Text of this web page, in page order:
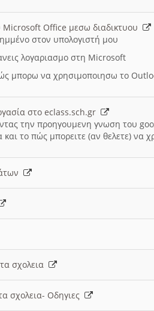
Microsoft Office μεσω διαδικτυου
στον υπολογιστή μου
λογαριασμο στη Microsoft
μπορω να χρησιμοποιησω το
στο eclass.sch.gr
την προηγουμενη γνωση του
το πώς μπορειτε (αν θελετε) να
τα σχολεια
σχολεια- Οδηγιες